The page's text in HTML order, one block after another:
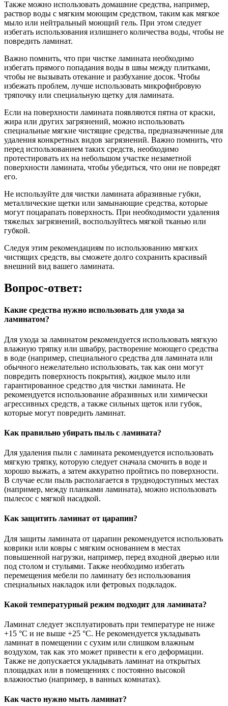
Также можно использовать домашние средства, например,
раствор воды с мягким моющим средством, таким как мягкое
мыло или нейтральный моющий гель. При этом следует
избегать использования излишнего количества воды, чтобы не
повредить ламинат.
Важно помнить, что при чистке ламината необходимо
избегать прямого попадания воды в швы между плитками,
чтобы не вызывать отекание и разбухание досок. Чтобы
избежать проблем, лучше использовать микрофибровую
тряпочку или специальную щетку для ламината.
Если на поверхности ламината появляются пятна от краски,
жира или других загрязнений, можно использовать
специальные мягкие чистящие средства, предназначенные для
удаления конкретных видов загрязнений. Важно помнить, что
перед использованием таких средств, необходимо
протестировать их на небольшом участке незаметной
поверхности ламината, чтобы убедиться, что они не повредят
его.
Не используйте для чистки ламината абразивные губки,
металлические щетки или замынающие средства, которые
могут поцарапать поверхность. При необходимости удаления
тяжелых загрязнений, воспользуйтесь мягкой тканью или
губкой.
Следуя этим рекомендациям по использованию мягких
чистящих средств, вы сможете долго сохранить красивый
внешний вид вашего ламината.
Вопрос-ответ:
Какие средства нужно использовать для ухода за
ламинатом?
Для ухода за ламинатом рекомендуется использовать мягкую
влажную тряпку или швабру, растворение моющего средства
в воде (например, специального средства для ламината или
обычного нежелательно использовать, так как они могут
повредить поверхность покрытия), жидкое мыло или
гарантированное средство для чистки ламината. Не
рекомендуется использование абразивных или химически
агрессивных средств, а также сильных щеток или губок,
которые могут повредить ламинат.
Как правильно убирать пыль с ламината?
Для удаления пыли с ламината рекомендуется использовать
мягкую тряпку, которую следует сначала смочить в воде и
хорошо выжать, а затем аккуратно пройтись по поверхности.
В случае если пыль располагается в труднодоступных местах
(например, между планками ламината), можно использовать
пылесос с мягкой насадкой.
Как защитить ламинат от царапин?
Для защиты ламината от царапин рекомендуется использовать
коврики или ковры с мягким основанием в местах
повышенной нагрузки, например, перед входной дверью или
под столом и стульями. Также необходимо избегать
перемещения мебели по ламинату без использования
специальных накладок или фетровых подкладок.
Какой температурный режим подходит для ламината?
Ламинат следует эксплуатировать при температуре не ниже
+15 °С и не выше +25 °С. Не рекомендуется укладывать
ламинат в помещении с сухим или слишком влажным
воздухом, так как это может привести к его деформации.
Также не допускается укладывать ламинат на открытых
площадках или в помещениях с постоянно высокой
влажностью (например, в ванных комнатах).
Как часто нужно мыть ламинат?